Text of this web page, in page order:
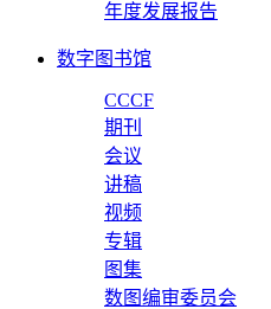
年度发展报告
数字图书馆
CCCF
期刊
会议
讲稿
视频
专辑
图集
数图编审委员会